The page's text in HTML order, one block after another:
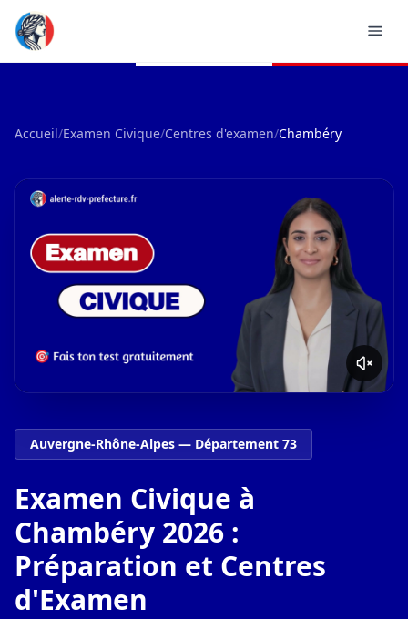
Accueil/Examen Civique/Centres d'examen/Chambéry
Auvergne-Rhône-Alpes — Département 73
Examen Civique à
Chambéry 2026 :
Préparation et Centres
d'Examen